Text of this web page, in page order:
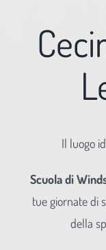
Il luogo
Scuola di
tue giornate di
della